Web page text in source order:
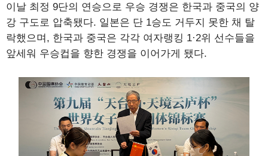
이날 최정 9단의 연승으로 우승 경쟁은 한국과 중국의 양
강 구도로 압축됐다. 일본은 단 1승도 거두지 못한 채 탈
락했으며, 한국과 중국은 각각 여자랭킹 1·2위 선수들을
앞세워 우승컵을 향한 경쟁을 이어가게 됐다.